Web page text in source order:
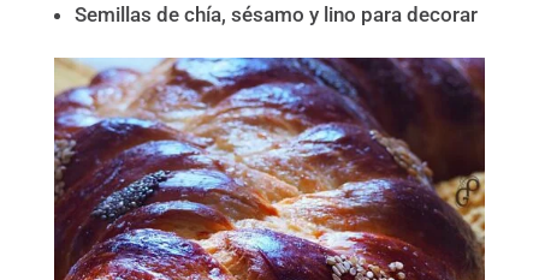
Semillas de chía, sésamo y lino para decorar